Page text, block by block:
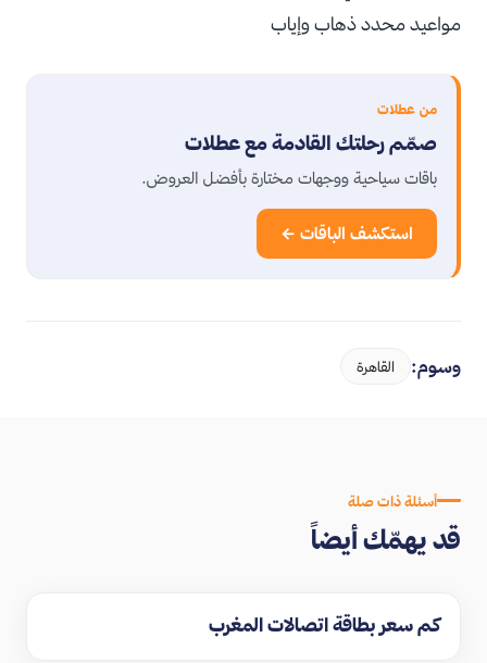
مواعيد محدد ذهاب وإياب
من عطلات
صمّم رحلتك القادمة مع عطلات
باقات سياحية ووجهات مختارة بأفضل العروض.
استكشف الباقات ←
وسوم: القاهرة
أسئلة ذات صلة
قد يهمّك أيضاً
كم سعر بطاقة اتصالات المغرب